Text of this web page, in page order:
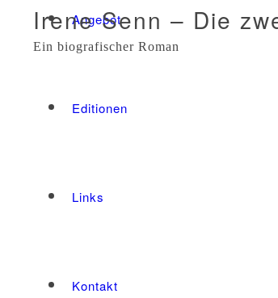
Angebot
Editionen
Links
Kontakt
Irene Senn – Die
Ein biografischer Roman